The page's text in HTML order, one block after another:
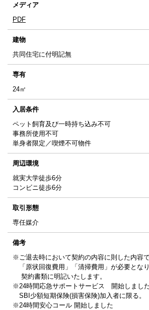
メディア
PDF
建物
共同住宅に付明記無
専有
24㎡
入居条件
ペット飼育及び一時持ち込み不可
事務所使用不可
単身者限定／喫煙不可物件
周辺環境
就実大学徒歩6分
コンビニ徒歩6分
取引形態
専任媒介
備考
※ご退去時において契約の内容に則した内容
「原状回復費用」「清掃費用」が必要とな
契約書類に明記いたします。
※24時間応急サポートサービス 開始しまし
SBI少額短期保険(損害保険)加入者に限る。
※24時間安心コール 開始しました